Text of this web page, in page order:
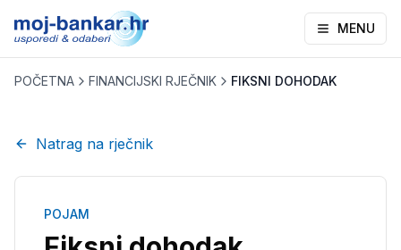
MENU
POČETNA FINANCIJSKI RJEČNIK FIKSNI DOHODAK
Natrag na rječnik
POJAM